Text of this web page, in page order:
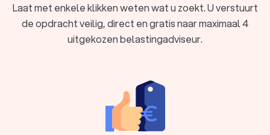
Laat met enkele klikken weten wat u zoekt. U verstuurt
de opdracht veilig, direct en gratis naar maximaal 4
uitgekozen belastingadviseur.